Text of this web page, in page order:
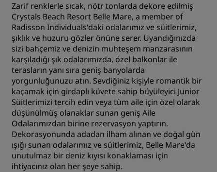
Zarif renklerle sıcak, nötr tonlarda dekore edilmiş
Crystals Beach Resort Belle Mare, a member of
Radisson Individuals'daki odalarımız ve süitlerimiz,
şıklık ve huzuru gözler önüne serer. Uyandığınızda
sizi bahçemiz ve denizin muhteşem manzarasının
karşıladığı şık odalarımızda, özel balkonlar ile
terasların yanı sıra geniş banyolarda
yorgunluğunuzu atın. Sevdiğiniz kişiyle romantik bir
kaçamak için girdaplı küvete sahip büyüleyici Junior
Süitlerimizi tercih edin veya tüm aile için özel olarak
düşünülmüş olanaklar sunan geniş Aile
Odalarımızdan birine rezervasyon yaptırın.
Dekorasyonunda adadan ilham alınan ve doğal gün
ışığı sunan odalarımız ve süitlerimiz, Belle Mare'da
unutulmaz bir deniz kıyısı konaklaması için
ihtiyacınız olan her şeye sahip.